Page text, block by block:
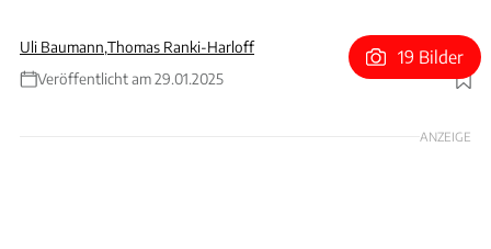
Uli Baumann,Thomas Ranki-Harloff
Veröffentlicht am 29.01.2025
Foto: G-Power Engineering GmbH
19 Bilder
ANZEIGE